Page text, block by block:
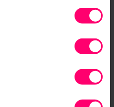
de estas dos opciones:
de